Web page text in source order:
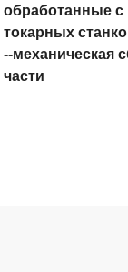
обработанные
токарных
--механическая
части